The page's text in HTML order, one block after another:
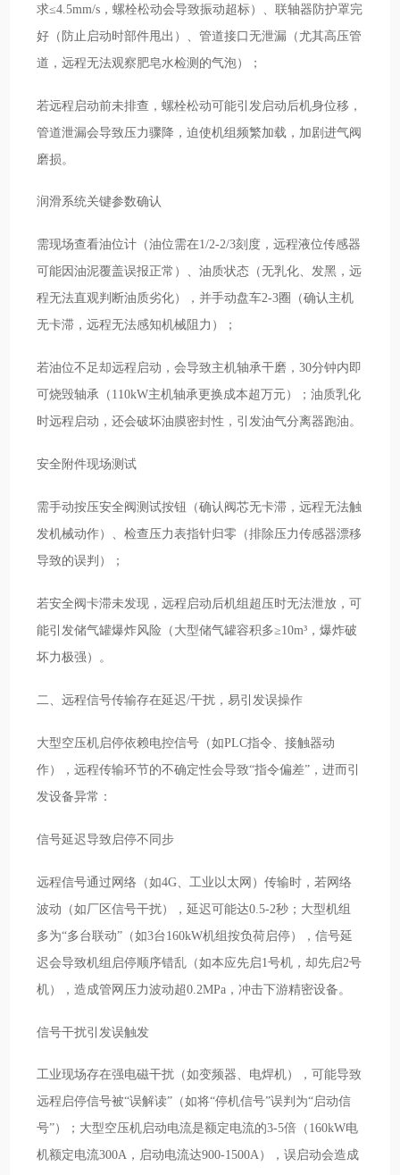
求≤4.5mm/s，螺栓松动会导致振动超标）、联轴器防护罩完
好（防止启动时部件甩出）、管道接口无泄漏（尤其高压管
道，远程无法观察肥皂水检测的气泡）；
若远程启动前未排查，螺栓松动可能引发启动后机身位移，
管道泄漏会导致压力骤降，迫使机组频繁加载，加剧进气阀
磨损。
润滑系统关键参数确认
需现场查看油位计（油位需在1/2-2/3刻度，远程液位传感器
可能因油泥覆盖误报正常）、油质状态（无乳化、发黑，远
程无法直观判断油质劣化），并手动盘车2-3圈（确认主机
无卡滞，远程无法感知机械阻力）；
若油位不足却远程启动，会导致主机轴承干磨，30分钟内即
可烧毁轴承（110kW主机轴承更换成本超万元）；油质乳化
时远程启动，还会破坏油膜密封性，引发油气分离器跑油。
安全附件现场测试
需手动按压安全阀测试按钮（确认阀芯无卡滞，远程无法触
发机械动作）、检查压力表指针归零（排除压力传感器漂移
导致的误判）；
若安全阀卡滞未发现，远程启动后机组超压时无法泄放，可
能引发储气罐爆炸风险（大型储气罐容积多≥10m³，爆炸破
坏力极强）。
二、远程信号传输存在延迟/干扰，易引发误操作
大型空压机启停依赖电控信号（如PLC指令、接触器动
作），远程传输环节的不确定性会导致“指令偏差”，进而引
发设备异常：
信号延迟导致启停不同步
远程信号通过网络（如4G、工业以太网）传输时，若网络
波动（如厂区信号干扰），延迟可能达0.5-2秒；大型机组
多为“多台联动”（如3台160kW机组按负荷启停），信号延
迟会导致机组启停顺序错乱（如本应先启1号机，却先启2号
机），造成管网压力波动超0.2MPa，冲击下游精密设备。
信号干扰引发误触发
工业现场存在强电磁干扰（如变频器、电焊机），可能导致
远程启停信号被“误解读”（如将“停机信号”误判为“启动信
号”）；大型空压机启动电流是额定电流的3-5倍（160kW电
机额定电流300A，启动电流达900-1500A），误启动会造成